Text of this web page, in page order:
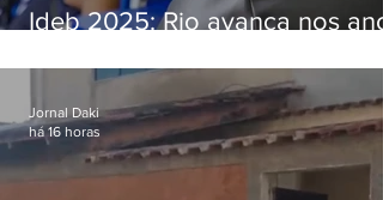
Ideb 2025: Rio avança nos
nacional
Jornal Daki
há 16 horas